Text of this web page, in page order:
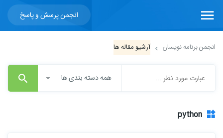
انجمن پرسش و پاسخ
انجمن برنامه نویسان آرشیو مقاله ها
همه دسته بندی ها